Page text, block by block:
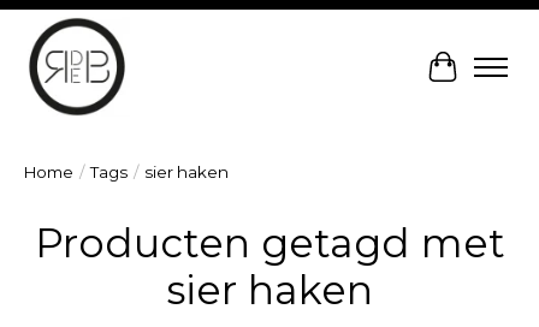
Home / Tags / sier haken
Producten getagd met
sier haken